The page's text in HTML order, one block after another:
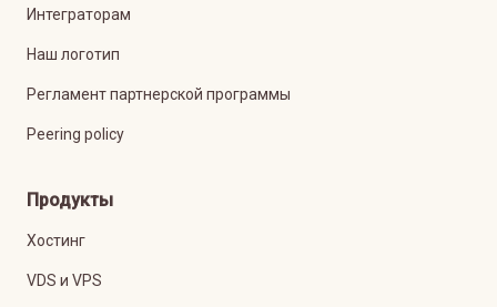
Интеграторам
Наш логотип
Регламент партнерской программы
Peering policy
Продукты
Хостинг
VDS и VPS